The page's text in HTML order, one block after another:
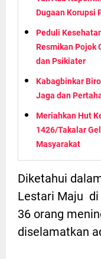
Dugaan Korupsi
Peduli
Resmikan Pojok
dan Psikiater
Kabagbinkar
Jaga dan
Meriahkan Hut
1426/Takalar
Masyarakat
Diketahui
Lestari Maju di
36 orang
diselamatkan